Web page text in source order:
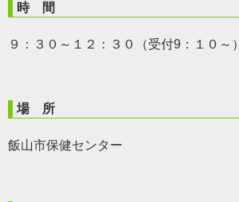
時 間
９：３０～１２：３０（受付9：１０～）
場 所
飯山市保健センター